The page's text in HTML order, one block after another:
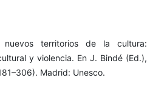
territorios de la cultura:
y violencia. En J. Bindé (Ed.),
Madrid: Unesco.